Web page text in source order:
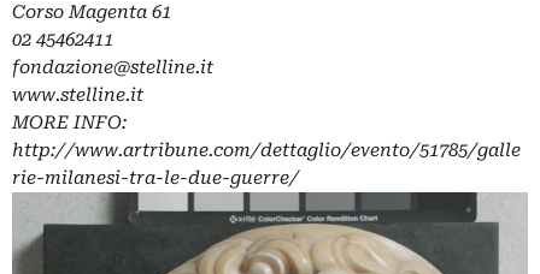
Corso Magenta 61
02 45462411
fondazione@stelline.it
www.stelline.it
MORE INFO:
http://www.artribune.com/dettaglio/evento/51785/galle
rie-milanesi-tra-le-due-guerre/